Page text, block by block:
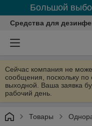
Большой
Средства для
Сейчас компания не
сообщения, поскольку по
выходной. Ваша заявка
рабочий день.
Товары